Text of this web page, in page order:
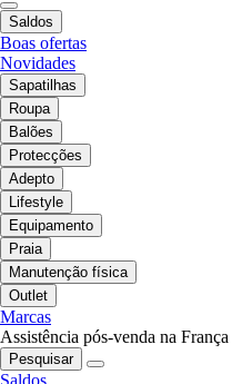
Saldos
Boas ofertas
Novidades
Sapatilhas
Roupa
Balões
Protecções
Adepto
Lifestyle
Equipamento
Praia
Manutenção física
Outlet
Marcas
Assistência pós-venda na França
Pesquisar